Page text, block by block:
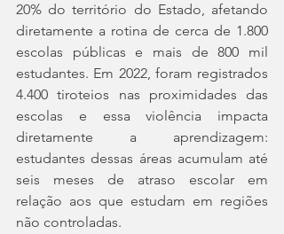
20% do território do Estado, afetando
diretamente a rotina de cerca de 1.800
escolas públicas e mais de 800 mil
estudantes. Em 2022, foram registrados
4.400 tiroteios nas proximidades das
escolas e essa violência impacta
diretamente a aprendizagem:
estudantes dessas áreas acumulam até
seis meses de atraso escolar em
relação aos que estudam em regiões
não controladas.